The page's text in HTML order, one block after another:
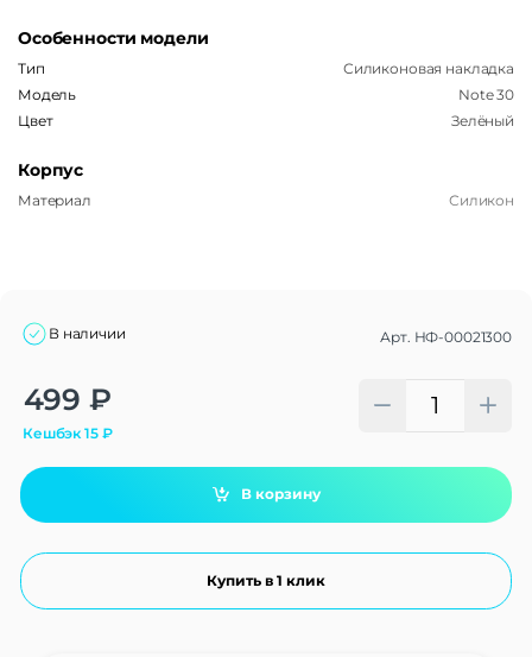
Особенности модели
Тип
Силиконовая накладка
Модель
Note 30
Цвет
Зелёный
Корпус
Материал Силикон
В наличии Арт. НФ-00021300
499 ₽
Кешбэк15₽
В корзину
Купить в 1 клик
Alternative: